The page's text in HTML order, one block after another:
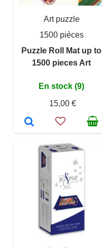
Art puzzle
1500 pièces
Puzzle Roll Mat up to
1500 pieces Art
En stock (9)
15,00 €